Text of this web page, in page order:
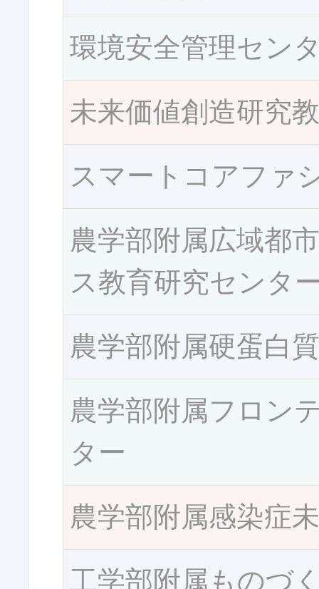
環境安全管理セン
未来価値創造研究
スマートコアファ
農学部附属広域都
ス教育研究センタ
農学部附属硬蛋白
農学部附属フロン
ター
農学部附属感染症
工学部附属ものづ